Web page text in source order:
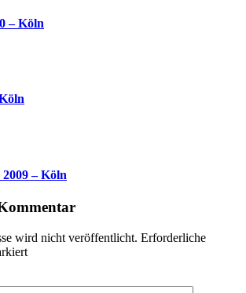
– Köln
– Köln
wird nicht veröffentlicht. Erforderliche